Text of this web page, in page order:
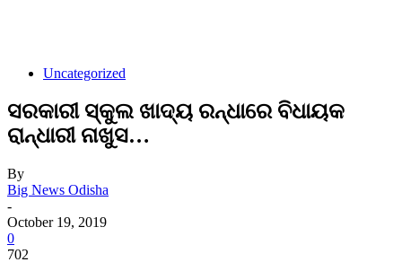
Uncategorized
ସରକାରୀ ସ୍କୁଲ ଖାଦ୍ୟ ରନ୍ଧାରେ ବିଧାୟକ
ରାନ୍ଧାରୀ ନାଖୁସ…
By
Big News Odisha
-
October 19, 2019
0
702